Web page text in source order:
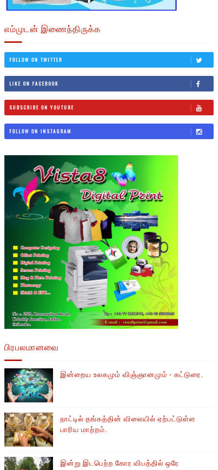
எம்முடன் இணைந்திருக்க
FOLLOW ON TWITTER
LIKE ON FACEBOOK
SUBSCRIBE ON YOUTUBE
FOLLOW ON INSTAGRAM
பிரபலமானவை
இன்றைய உலகமும் விஞ்ஞானமும் - கட்டுரை.
நாட்டில் தங்கத்தின் விலையில் ஏற்பட்டுள்ள
பாரிய மாற்றம்.
இன்று இடபெற்ற கோர விபத்தில் ஒரே